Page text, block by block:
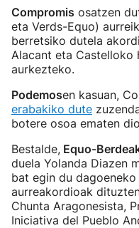
Compromis osatzen
eta Verds-Equo)
berretsiko dutela
Alacant eta Castelloko
aurkezteko.
Podemosen kasuan,
erabakiko dute
botere osoa ematen
Bestalde, Equo-
duela Yolanda Diazen
bat egin du
aurreakordioak
Chunta Aragonesista,
Iniciativa del Pueblo